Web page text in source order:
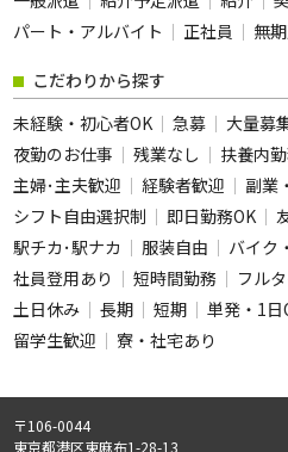
パート・アルバイト
正社員 無
こだわりから探す
未経験・初心者OK
急募 大量募
夜勤のお仕事
残業なし 扶養内
主婦･主夫歓迎
経験者歓迎
副業
シフト自由選択制
即日勤務OK
駅チカ･駅ナカ
服装自由 バイク
社員登用あり
短時間勤務 フル
土日休み
長期 短期 単発・1日
留学生歓迎
寮・社宅あり
〒106-0044
東京都港区東麻布1-28-13